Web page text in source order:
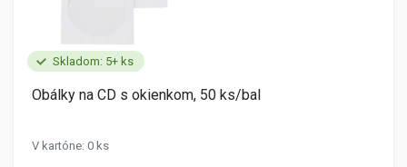
Skladom: 5+ ks
Obálky na CD s okienkom, 50 ks/bal
V kartóne: 0 ks